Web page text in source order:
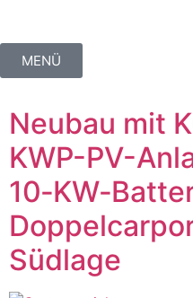
MENÜ
Neubau mit
KWP-PV-
Südlage